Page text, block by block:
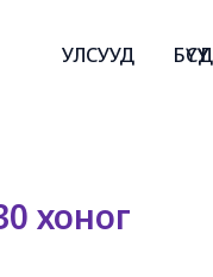
УЛСУУД БҮСҮҮД
хоног